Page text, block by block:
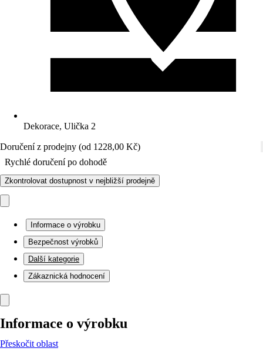
Dekorace, Ulička 2
Doručení z prodejny (od 1228,00 Kč)
Rychlé doručení po dohodě
Zkontrolovat dostupnost v nejbližší prodejně
Informace o výrobku
Bezpečnost výrobků
Další kategorie
Zákaznická hodnocení
Informace o výrobku
Přeskočit oblast